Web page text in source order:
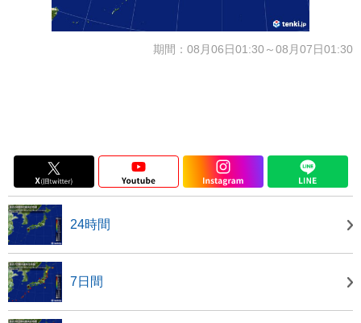
期間：08月06日01:30～08月07日01:30
24時間
7日間